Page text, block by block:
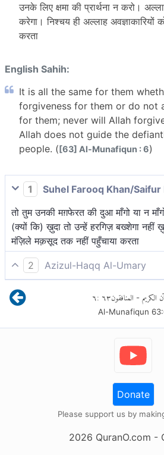
उनके लिए क्षमा की प्रार्थना न करो।
करेगा। निश्चय ही अल्लाह अवज्ञाकारियों
करता
English Sahih:
It is all the same for them
forgiveness for them or do not
for them; never will Allah
Allah does not guide the
people. ([63] Al-Munafiqun : 6)
1
Suhel Farooq Khan/Saifur
तो तुम उनकी मग़फेरत की दुआ माँगो या न
(क्यों कि) ख़ुदा तो उन्हें हरगिज़ बख्शेगा नहीं
मंज़िले मक़सूद तक नहीं पहुँचाया करता
2
Azizul-Haqq Al-Umary
हे नबी! उनके समीप समान है कि आप क्षमा की
अथवा क्षमा की प्रार्थना न करें उनके लिए।
अल्लाह उन्हें। वास्तव में अल्लाह सुपथ नहीं
को।
الكريم - المنافقون٦٣:٦
Al-Munafiqun 63:
Donate
Please support us by
2026 QuranO.com -